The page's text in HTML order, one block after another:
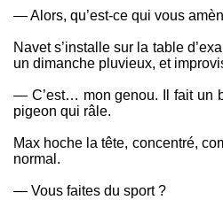
— Alors, qu’est-ce qui vous
Navet s’installe sur la table
un dimanche pluvieux, et
— C’est… mon genou. Il fait un
pigeon qui râle.
Max hoche la tête, concentré,
normal.
— Vous faites du sport ?